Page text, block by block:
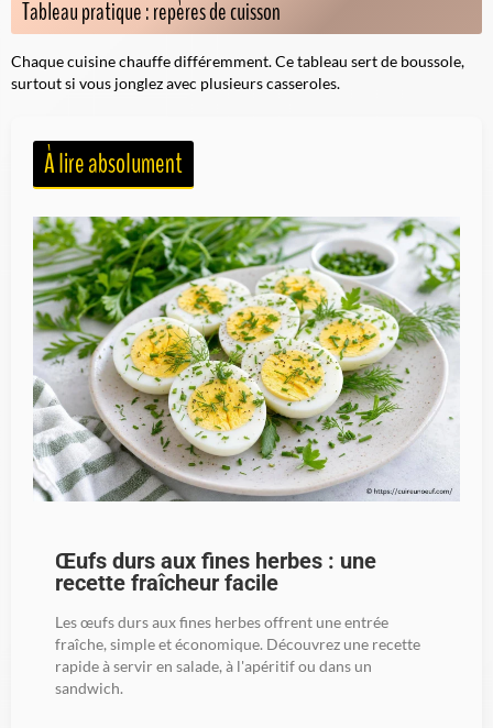
Tableau pratique : repères de cuisson
Chaque cuisine chauffe différemment. Ce tableau sert de boussole,
surtout si vous jonglez avec plusieurs casseroles.
À lire absolument
Œufs durs aux fines herbes : une
recette fraîcheur facile
Les œufs durs aux fines herbes offrent une entrée
fraîche, simple et économique. Découvrez une recette
rapide à servir en salade, à l'apéritif ou dans un
sandwich.